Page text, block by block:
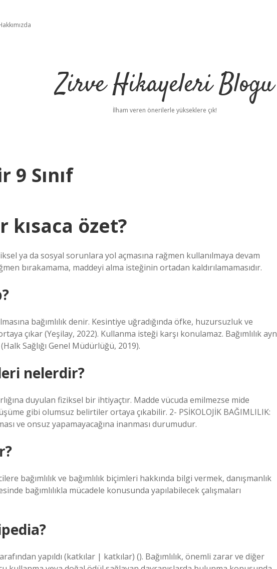
Zirve Hikayeleri Blogu
İlham veren önerilerle yükseklere çık!
9 Sınıf
kısaca özet?
ya da sosyal sorunlara yol açmasına rağmen kullanılmaya devam
bırakamama, maddeyi alma isteğinin ortadan kaldırılamamasıdır.
bağımlılık denir. Kesintiye uğradığında öfke, huzursuzluk ve
çıkar (Yeşilay, 2022). Kullanma isteği karşı konulamaz. Bağımlılık
Sağlığı Genel Müdürlüğü, 2019).
nelerdir?
duyulan fiziksel bir ihtiyaçtır. Madde vücuda emilmezse mide
gibi olumsuz belirtiler ortaya çıkabilir. 2- PSİKOLOJİK BAĞIMLILIK:
ve onsuz yapamayacağına inanması durumudur.
bağımlılık ve bağımlılık biçimleri hakkında bilgi vermek, danışmanlık
bağımlılıkla mücadele konusunda yapılabilecek çalışmaları
yapıldı (katkılar | katkılar) (). Bağımlılık, önemli zarar ve diğer